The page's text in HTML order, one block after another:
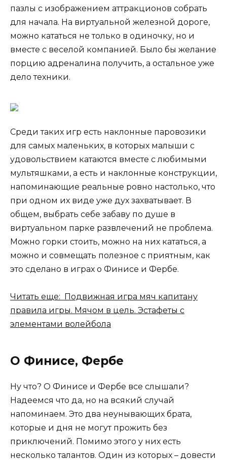
пазлы с изображением аттракционов собрать
для начала. На виртуальной железной дороге,
можно кататься не только в одиночку, но и
вместе с веселой компанией. Было бы желание
порцию адреналина получить, а остальное уже
дело техники.
Среди таких игр есть наклонные паровозики
для самых маленьких, в которых малыши с
удовольствием катаются вместе с любимыми
мультяшками, а есть и наклонные конструкции,
напоминающие реальные ровно настолько, что
при одном их виде уже дух захватывает. В
общем, выбрать себе забаву по душе в
виртуальном парке развлечений не проблема.
Можно горки стоить, можно на них кататься, а
можно и совмещать полезное с приятным, как
это сделано в играх о Финисе и Фербе.
Читать еще: Подвижная игра мяч капитану
правила игры. Мячом в цель. Эстафеты с
элементами волейбола
О Финисе, Фербе
Ну что? О Финисе и Фербе все слышали?
Надеемся что да, но на всякий случай
напоминаем. Это два неунывающих брата,
которые и дня не могут прожить без
приключений. Помимо этого у них есть
несколько талантов. Один из которых – довести